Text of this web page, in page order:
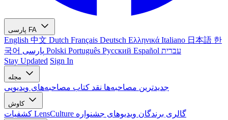
پارسی FA
English 中文 Dutch Français Deutsch Ελληνικά Italiano 日本語 한
국어
Polski Português Русский Español עברית
Stay Updated Sign In
مجله
جدیدترین مصاحبه‌ها نقد کتاب مصاحبه‌های ویدیویی
کاوش
کشفیات LensCulture گالری برندگان ویدیوهای جشنواره